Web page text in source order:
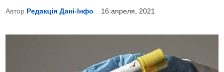
о
а
Автор Редакція Дані-Інфо 16 апреля, 2021